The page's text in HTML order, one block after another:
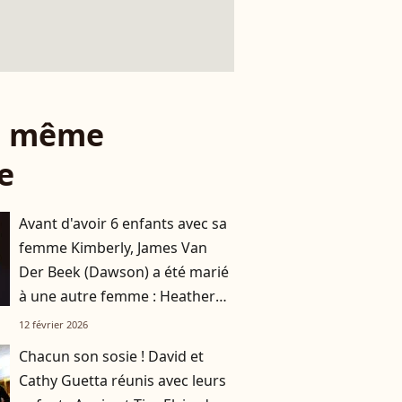
même
Avant d'avoir 6 enfants avec sa
femme Kimberly, James Van
Der Beek (Dawson) a été marié
à une autre femme : Heather
prend la parole
12 février 2026
Chacun son sosie ! David et
Cathy Guetta réunis avec leurs